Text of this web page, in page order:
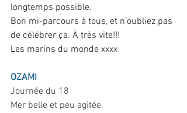
longtemps possible.
Bon mi-parcours à tous, et n’oubliez pas
de célébrer ça. À très vite!!!
Les marins du monde xxxx
OZAMI
Journée du 18
Mer belle et peu agitée.